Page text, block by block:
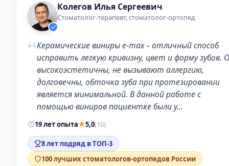
Колегов Илья Сергеевич
Стоматолог-терапевт, стоматолог-ортопед
“Керамические виниры e-max – отличный способ
исправить легкую кривизну, цвет и форму зубов.
высокоэстетичны, не вызывают аллергию,
долговечны, обточка зуба при протезировании
является минимальной. В данной работе с
помощью виниров пациентке были у…
19 лет опыта 5,0(10)
8 лет подряд в ТОП-3
100 лучших стоматологов-ортопедов России